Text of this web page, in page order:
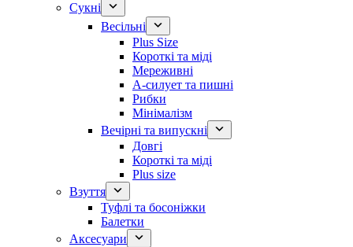
Сукні
Весільні
Plus Size
Короткі та міді
Мереживні
А-силует та пишні
Рибки
Мінімалізм
Вечірні та випускні
Довгі
Короткі та міді
Plus size
Взуття
Туфлі та босоніжки
Балетки
Аксесуари